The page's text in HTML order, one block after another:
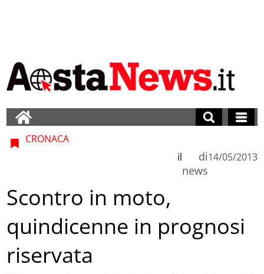
CRONACA
di
news
il 14/05/2013
Scontro in moto,
quindicenne in prognosi
riservata